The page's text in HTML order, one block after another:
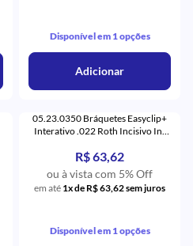
Disponível em 1 opções
Adicionar
05.23.0350 Bráquetes Easyclip+
Interativo .022 Roth Incisivo Inf
R$ 63,62
ou à vista com 5% Off
em até 1x de R$ 63,62 sem juros
Disponível em 1 opções